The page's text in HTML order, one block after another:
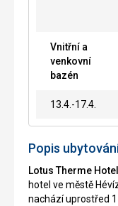
Vnitřní a
venkovní
bazén
13.4.-17.4.
Popis
Lotus Therme
hotel ve městě
nachází uprostřed